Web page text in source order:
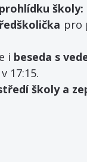
prohlídku školy:
pro
i beseda s
17:15.
školy a